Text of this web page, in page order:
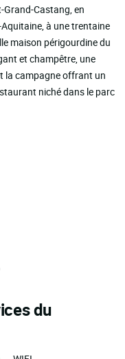
Castang, en
à une trentaine
maison périgourdine du
et champêtre, une
la campagne offrant un
niché dans le parc
du